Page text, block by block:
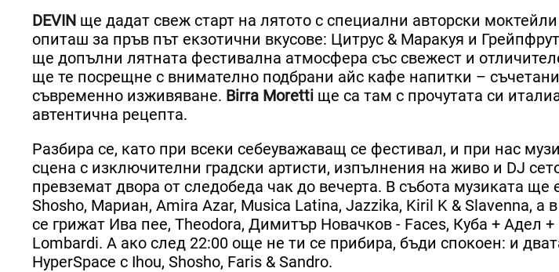
DEVIN ще дадат свеж старт на лятото с специални авторски
опиташ за пръв път екзотични вкусове: Цитрус & Маракуя и
ще допълни лятната фестивална атмосфера със свежест и
ще те посрещне с внимателно подбрани айс кафе напитки –
съвременно изживяване. Birra Moretti ще са там с прочутата си
автентична рецепта.
Разбира се, като при всеки себеуважаващ се фестивал, и при нас
сцена с изключителни градски артисти, изпълнения на живо и DJ
превземат двора от следобеда чак до вечерта. В събота музиката ще
Shosho, Мариан, Amira Azar, Musica Latina, Jazzika, Kiril K & Slavenna, а
се грижат Ива пее, Theodora, Димитър Новачков - Faces, Куба + Адел
Lombardi. А ако след 22:00 още не ти се прибира, бъди спокоен: и
HyperSpace с Ihou, Shosho, Faris & Sandro.